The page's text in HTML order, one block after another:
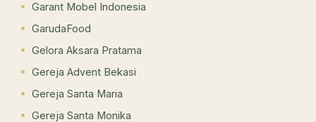
Garant Mobel Indonesia
GarudaFood
Gelora Aksara Pratama
Gereja Advent Bekasi
Gereja Santa Maria
Gereja Santa Monika